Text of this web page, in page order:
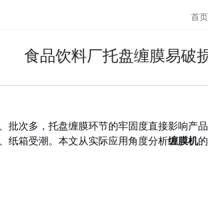
首页
食品饮料厂托盘缠膜易破
批次多，托盘缠膜环节的牢固度直接影响产
纸箱受潮。本文从实际应用角度分析缠膜机